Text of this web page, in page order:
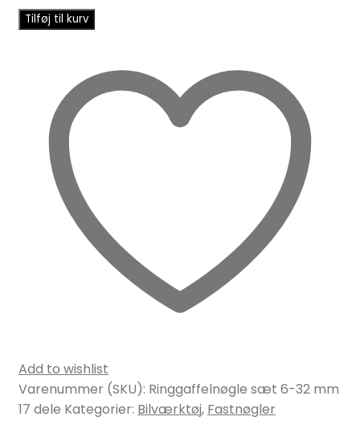
Tilføj til kurv
Add to wishlist
Varenummer (SKU): Ringgaffelnøgle sæt 6-32 mm
17 dele Kategorier: Bilværktøj, Fastnøgler